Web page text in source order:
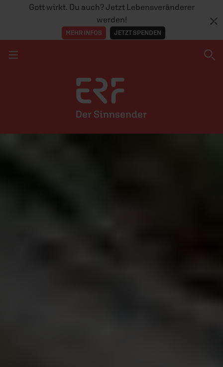
Gott wirkt. Du auch? Jetzt Lebensveränderer
werden!
MEHR INFOS JETZT SPENDEN
Navigation überspringen